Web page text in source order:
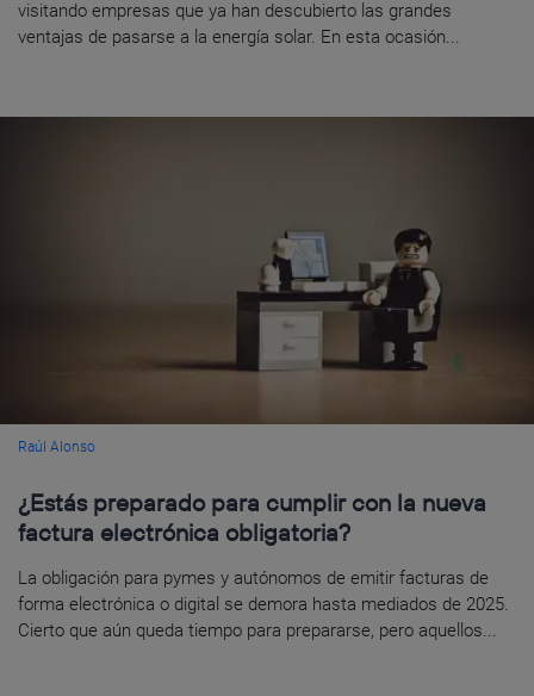
visitando empresas que ya han descubierto las grandes
ventajas de pasarse a la energía solar. En esta ocasión...
Raúl Alonso
¿Estás preparado para cumplir con la nueva
factura electrónica obligatoria?
La obligación para pymes y autónomos de emitir facturas de
forma electrónica o digital se demora hasta mediados de 2025.
Cierto que aún queda tiempo para prepararse, pero aquellos...